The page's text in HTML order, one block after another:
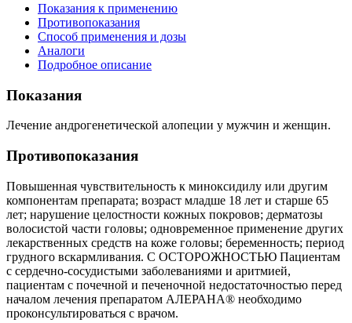
Показания к применению
Противопоказания
Способ применения и дозы
Аналоги
Подробное описание
Показания
Лечение андрогенетической алопеции у мужчин и женщин.
Противопоказания
Повышенная чувствительность к миноксидилу или другим
компонентам препарата; возраст младше 18 лет и старше 65
лет; нарушение целостности кожных покровов; дерматозы
волосистой части головы; одновременное применение других
лекарственных средств на коже головы; беременность; период
грудного вскармливания. С ОСТОРОЖНОСТЬЮ Пациентам
с сердечно-сосудистыми заболеваниями и аритмией,
пациентам с почечной и печеночной недостаточностью перед
началом лечения препаратом АЛЕРАНА® необходимо
проконсультироваться с врачом.